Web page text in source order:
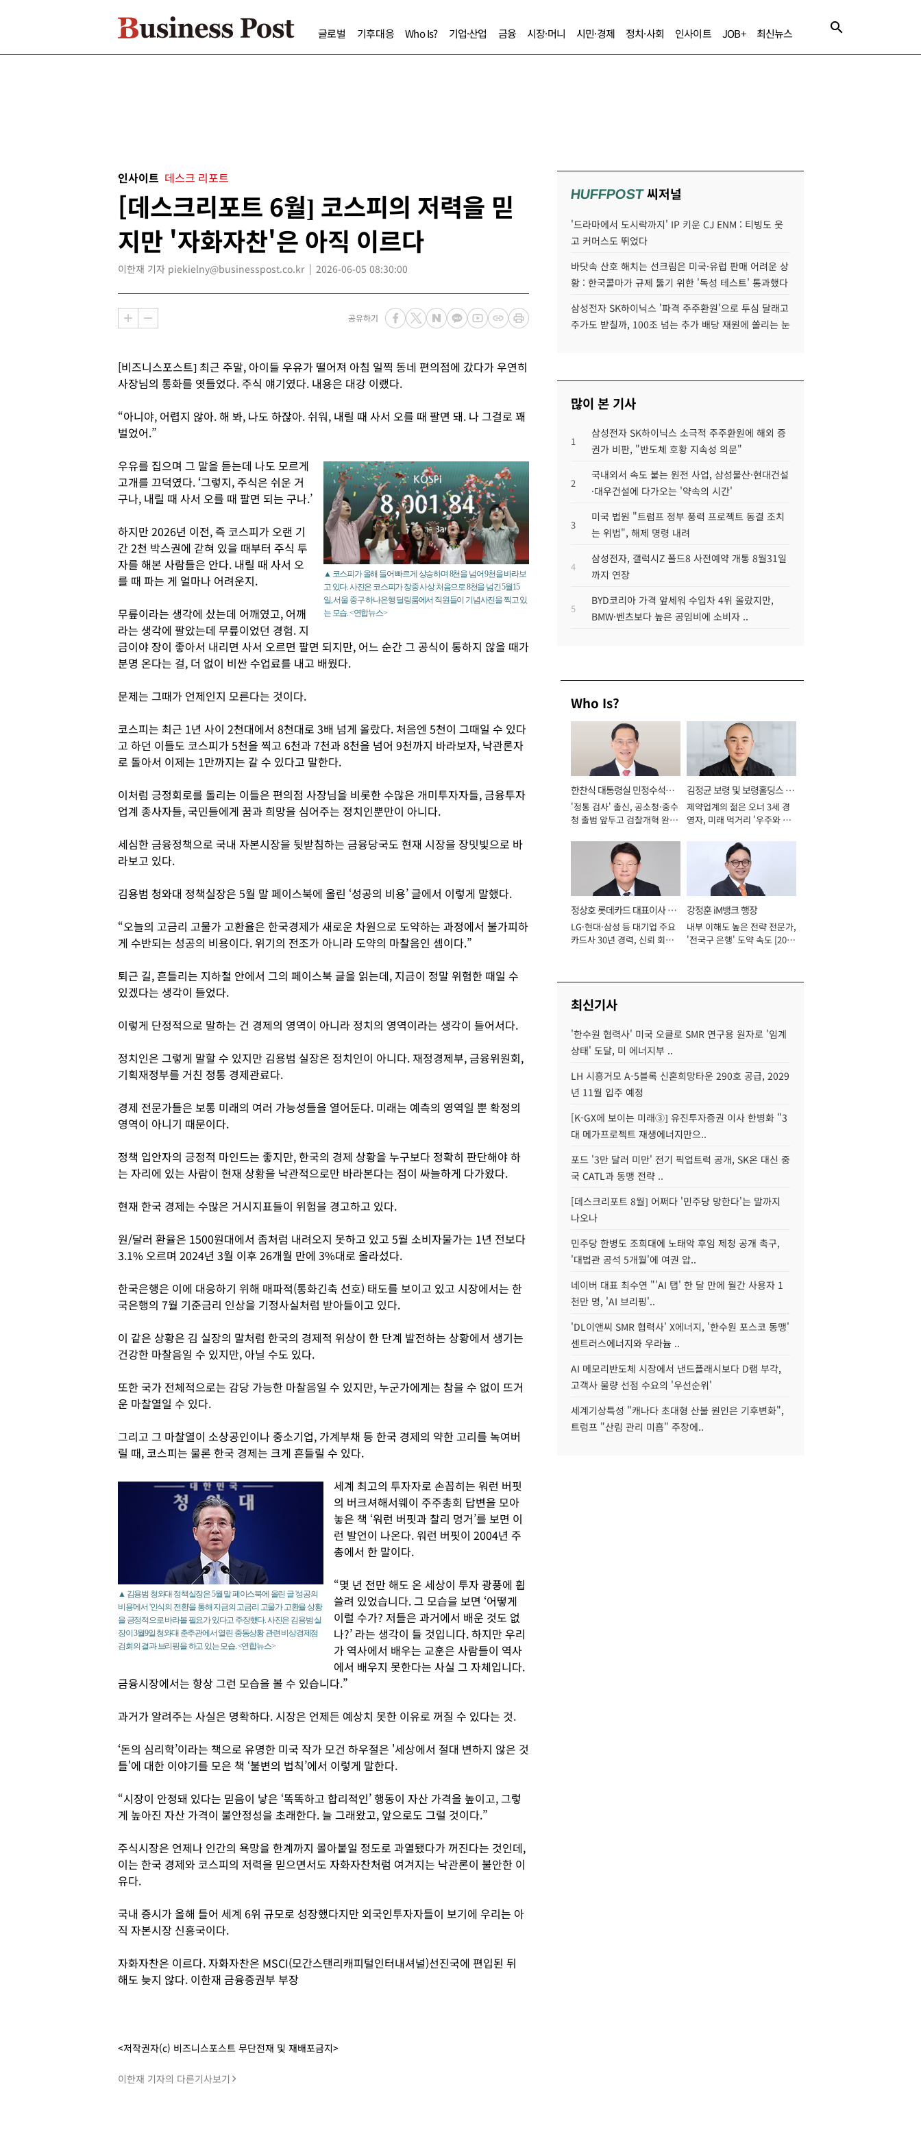
글로벌 기후대응 Who Is? 기업·산업 금융 시장·머니 시민·경제 정치·사회 인사이트 JOB+ 최신뉴스
인사이트 데스크 리포트
[데스크리포트 6월] 코스피의 저력을 믿
지만 '자화자찬'은 아직 이르다
이한재 기자 piekielny@businesspost.co.kr 2026-06-05 08:30:00
공유하기
[비즈니스포스트] 최근 주말, 아이들 우유가 떨어져 아침 일찍 동네 편의점에 갔다가 우연히
사장님의 통화를 엿들었다. 주식 얘기였다. 내용은 대강 이랬다.
“아니야, 어렵지 않아. 해 봐, 나도 하잖아. 쉬워, 내릴 때 사서 오를 때 팔면 돼. 나 그걸로 꽤
벌었어.”
▲ 코스피가 올해 들어 빠르게 상승하며 8천을 넘어 9천을 바라보
고 있다. 사진은 코스피가 장중 사상 처음으로 8천을 넘긴 5월15
일, 서울 중구 하나은행 딜링룸에서 직원들이 기념사진을 찍고 있
는 모습. <연합뉴스>
우유를 집으며 그 말을 듣는데 나도 모르게
고개를 끄덕였다. ‘그렇지, 주식은 쉬운 거
구나, 내릴 때 사서 오를 때 팔면 되는 구나.’
하지만 2026년 이전, 즉 코스피가 오랜 기
간 2천 박스권에 갇혀 있을 때부터 주식 투
자를 해본 사람들은 안다. 내릴 때 사서 오
를 때 파는 게 얼마나 어려운지.
무릎이라는 생각에 샀는데 어깨였고, 어깨
라는 생각에 팔았는데 무릎이었던 경험. 지
금이야 장이 좋아서 내리면 사서 오르면 팔면 되지만, 어느 순간 그 공식이 통하지 않을 때가
분명 온다는 걸, 더 없이 비싼 수업료를 내고 배웠다.
문제는 그때가 언제인지 모른다는 것이다.
코스피는 최근 1년 사이 2천대에서 8천대로 3배 넘게 올랐다. 처음엔 5천이 그때일 수 있다
고 하던 이들도 코스피가 5천을 찍고 6천과 7천과 8천을 넘어 9천까지 바라보자, 낙관론자
로 돌아서 이제는 1만까지는 갈 수 있다고 말한다.
이처럼 긍정회로를 돌리는 이들은 편의점 사장님을 비롯한 수많은 개미투자자들, 금융투자
업계 종사자들, 국민들에게 꿈과 희망을 심어주는 정치인뿐만이 아니다.
세심한 금융정책으로 국내 자본시장을 뒷받침하는 금융당국도 현재 시장을 장밋빛으로 바
라보고 있다.
김용범 청와대 정책실장은 5월 말 페이스북에 올린 ‘성공의 비용’ 글에서 이렇게 말했다.
“오늘의 고금리 고물가 고환율은 한국경제가 새로운 차원으로 도약하는 과정에서 불가피하
게 수반되는 성공의 비용이다. 위기의 전조가 아니라 도약의 마찰음인 셈이다.”
퇴근 길, 흔들리는 지하철 안에서 그의 페이스북 글을 읽는데, 지금이 정말 위험한 때일 수
있겠다는 생각이 들었다.
이렇게 단정적으로 말하는 건 경제의 영역이 아니라 정치의 영역이라는 생각이 들어서다.
정치인은 그렇게 말할 수 있지만 김용범 실장은 정치인이 아니다. 재정경제부, 금융위원회,
기획재정부를 거친 정통 경제관료다.
경제 전문가들은 보통 미래의 여러 가능성들을 열어둔다. 미래는 예측의 영역일 뿐 확정의
영역이 아니기 때문이다.
정책 입안자의 긍정적 마인드는 좋지만, 한국의 경제 상황을 누구보다 정확히 판단해야 하
는 자리에 있는 사람이 현재 상황을 낙관적으로만 바라본다는 점이 싸늘하게 다가왔다.
현재 한국 경제는 수많은 거시지표들이 위험을 경고하고 있다.
원/달러 환율은 1500원대에서 좀처럼 내려오지 못하고 있고 5월 소비자물가는 1년 전보다
3.1% 오르며 2024년 3월 이후 26개월 만에 3%대로 올라섰다.
한국은행은 이에 대응하기 위해 매파적(통화긴축 선호) 태도를 보이고 있고 시장에서는 한
국은행의 7월 기준금리 인상을 기정사실처럼 받아들이고 있다.
이 같은 상황은 김 실장의 말처럼 한국의 경제적 위상이 한 단계 발전하는 상황에서 생기는
건강한 마찰음일 수 있지만, 아닐 수도 있다.
또한 국가 전체적으로는 감당 가능한 마찰음일 수 있지만, 누군가에게는 참을 수 없이 뜨거
운 마찰열일 수 있다.
그리고 그 마찰열이 소상공인이나 중소기업, 가계부채 등 한국 경제의 약한 고리를 녹여버
릴 때, 코스피는 물론 한국 경제는 크게 흔들릴 수 있다.
▲ 김용범 청와대 정책실장은 5월 말 페이스북에 올린 글 '성공의
비용'에서 '인식의 전환'을 통해 지금의 고금리 고물가 고환율 상황
을 긍정적으로 바라볼 필요가 있다고 주장했다. 사진은 김용범 실
장이 3월9일 청와대 춘추관에서 열린 중동상황 관련 비상경제점
검회의 결과 브리핑을 하고 있는 모습. <연합뉴스>
세계 최고의 투자자로 손꼽히는 워런 버핏
의 버크셔해서웨이 주주총회 답변을 모아
놓은 책 ‘워런 버핏과 찰리 멍거’를 보면 이
런 발언이 나온다. 워런 버핏이 2004년 주
총에서 한 말이다.
“몇 년 전만 해도 온 세상이 투자 광풍에 휩
쓸려 있었습니다. 그 모습을 보면 ‘어떻게
이럴 수가? 저들은 과거에서 배운 것도 없
나?’ 라는 생각이 들 것입니다. 하지만 우리
가 역사에서 배우는 교훈은 사람들이 역사
에서 배우지 못한다는 사실 그 자체입니다.
금융시장에서는 항상 그런 모습을 볼 수 있습니다.”
과거가 알려주는 사실은 명확하다. 시장은 언제든 예상치 못한 이유로 꺼질 수 있다는 것.
‘돈의 심리학’이라는 책으로 유명한 미국 작가 모건 하우절은 '세상에서 절대 변하지 않은 것
들'에 대한 이야기를 모은 책 ‘불변의 법칙’에서 이렇게 말한다.
“시장이 안정돼 있다는 믿음이 낳은 ‘똑똑하고 합리적인’ 행동이 자산 가격을 높이고, 그렇
게 높아진 자산 가격이 불안정성을 초래한다. 늘 그래왔고, 앞으로도 그럴 것이다.”
주식시장은 언제나 인간의 욕망을 한계까지 몰아붙일 정도로 과열됐다가 꺼진다는 것인데,
이는 한국 경제와 코스피의 저력을 믿으면서도 자화자찬처럼 여겨지는 낙관론이 불안한 이
유다.
국내 증시가 올해 들어 세계 6위 규모로 성장했다지만 외국인투자자들이 보기에 우리는 아
직 자본시장 신흥국이다.
자화자찬은 이르다. 자화자찬은 MSCI(모간스탠리캐피털인터내셔널)선진국에 편입된 뒤
해도 늦지 않다. 이한재 금융증권부 부장
<저작권자(c) 비즈니스포스트 무단전재 및 재배포금지>
이한재 기자의 다른기사보기
HUFFPOST씨저널
'드라마에서 도시락까지' IP 키운 CJ ENM : 티빙도 웃
고 커머스도 뛰었다
바닷속 산호 해치는 선크림은 미국·유럽 판매 어려운 상
황 : 한국콜마가 규제 뚫기 위한 '독성 테스트' 통과했다
삼성전자 SK하이닉스 '파격 주주환원'으로 투심 달래고
주가도 받칠까, 100조 넘는 추가 배당 재원에 쏠리는 눈
많이 본 기사
1
삼성전자 SK하이닉스 소극적 주주환원에 해외 증
권가 비판, "반도체 호황 지속성 의문"
2
국내외서 속도 붙는 원전 사업, 삼성물산·현대건설
·대우건설에 다가오는 '약속의 시간'
3
미국 법원 "트럼프 정부 풍력 프로젝트 동결 조치
는 위법", 해제 명령 내려
4
삼성전자, 갤럭시Z 폴드8 사전예약 개통 8월31일
까지 연장
5
BYD코리아 가격 앞세워 수입차 4위 올랐지만,
BMW·벤츠보다 높은 공임비에 소비자 ..
Who Is?
한찬식 대통령실 민정수석비
서관
'정통 검사' 출신, 공소청·중수
청 출범 앞두고 검찰개혁 완수
김정균 보령 및 보령홀딩스 대
표이사 사장
제약업계의 젊은 오너 3세 경
영자, 미래 먹거리 '우주와 헬
정상호 롯데카드 대표이사 사
장
LG·현대·삼성 등 대기업 주요
카드사 30년 경력, 신뢰 회복
강정훈 iM뱅크 행장
내부 이해도 높은 전략 전문가,
'전국구 은행' 도약 속도 [2026
최신기사
'한수원 협력사' 미국 오클로 SMR 연구용 원자로 '임계
상태' 도달, 미 에너지부 ..
LH 시흥거모 A-5블록 신혼희망타운 290호 공급, 2029
년 11월 입주 예정
[K-GX에 보이는 미래③] 유진투자증권 이사 한병화 "3
대 메가프로젝트 재생에너지만으..
포드 '3만 달러 미만' 전기 픽업트럭 공개, SK온 대신 중
국 CATL과 동맹 전략 ..
[데스크리포트 8월] 어쩌다 '민주당 망한다'는 말까지
나오나
민주당 한병도 조희대에 노태악 후임 제청 공개 촉구,
'대법관 공석 5개월'에 여권 압..
네이버 대표 최수연 "'AI 탭' 한 달 만에 월간 사용자 1
천만 명, 'AI 브리핑'..
'DL이앤씨 SMR 협력사' X에너지, '한수원 포스코 동맹'
센트러스에너지와 우라늄 ..
AI 메모리반도체 시장에서 낸드플래시보다 D램 부각,
고객사 물량 선점 수요의 '우선순위'
세계기상특성 "캐나다 초대형 산불 원인은 기후변화",
트럼프 "산림 관리 미흡" 주장에..